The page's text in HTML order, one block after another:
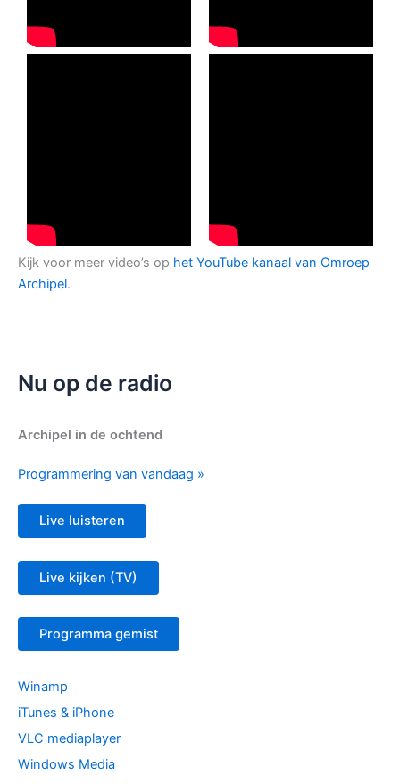
Kijk voor meer video’s op het YouTube kanaal van Omroep
Archipel.
Nu op de radio
Archipel in de ochtend
Programmering van vandaag »
Live luisteren
Live kijken (TV)
Programma gemist
Winamp
iTunes & iPhone
VLC mediaplayer
Windows Media